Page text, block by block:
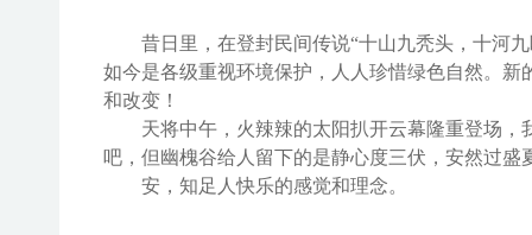
昔日里， 在登封民间传说“十山九秃头，十河
如今是各级重视环境保护，人人珍惜绿色自然。
和改变！
天将中午，火辣辣的太阳扒开云幕隆重登场
吧，但幽槐谷给人留下的是静心度三伏，安然过盛
安，知足人快乐的感觉和理念。